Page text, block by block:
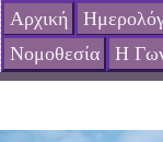
Αρχική
Νομοθεσία
Η